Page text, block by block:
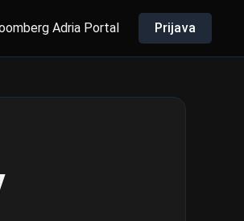
Adria Portal Prijava